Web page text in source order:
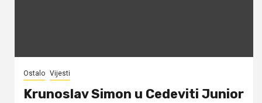
Ostalo Vijesti
Krunoslav Simon u Cedeviti Junior